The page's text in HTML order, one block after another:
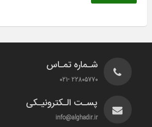
شـماره تمـاس
22805770 -021
پسـت الـکترونیـکی
info@alghadir.ir